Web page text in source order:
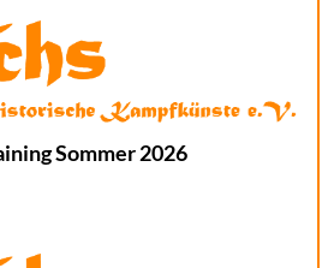
Sommer 2026